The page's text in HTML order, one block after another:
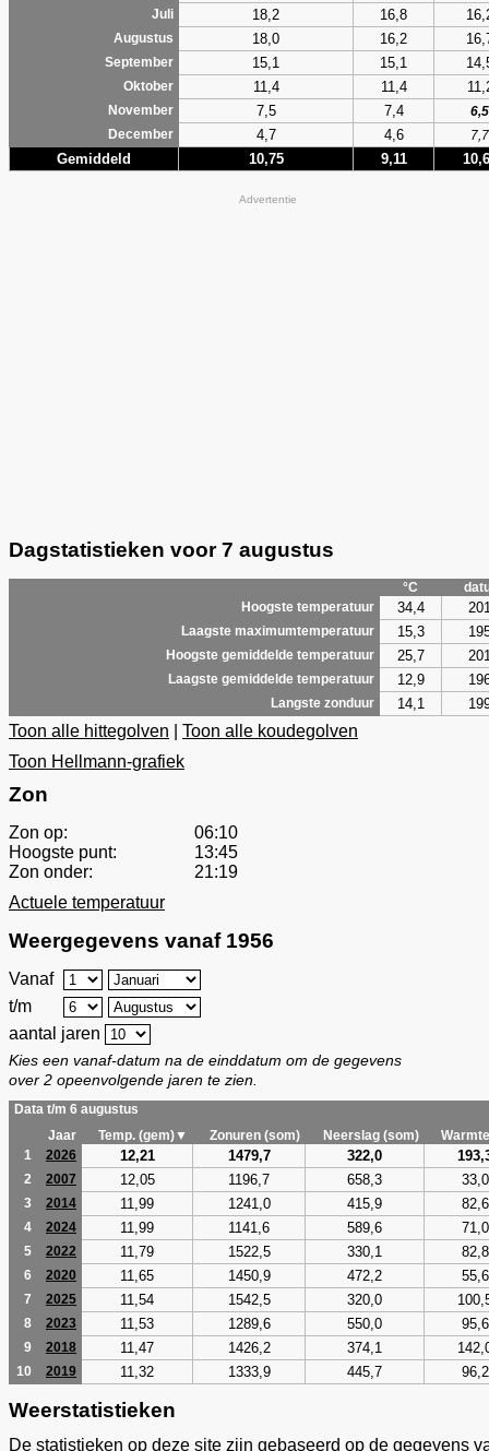
Juli 18,2 16,8
Augustus 18,0 16,2
September 15,1 15,1
Oktober 11,4 11,4
November 7,5 7,4
6,5
December
4,7 4,6 7,7
Gemiddeld 10,75 9,11
Advertentie
Dagstatistieken voor 7 augustus
°C
Hoogste temperatuur
34,4
Laagste maximumtemperatuur 15,3
Hoogste gemiddelde temperatuur 25,7
Laagste gemiddelde temperatuur 12,9
Langste zonduur 14,1
Toon alle hittegolven
Toon alle koudegolven
Toon Hellmann-grafiek
Zon
Zon op:
06:10
Hoogste punt:
13:45
Zon onder:
21:19
Actuele temperatuur
Weergegevens vanaf 1956
Vanaf
t/m
aantal jaren
Kies een vanaf-datum na de einddatum om de gegevens
over 2 opeenvolgende jaren te zien.
Data t/m 6 augustus
Jaar
Temp. (gem)▼ Zonuren (som) Neerslag (som)
1
2026 12,21 1479,7 322,0
2 2007 12,05 1196,7 658,3 33,0
3 2014 11,99 1241,0 415,9 82,6
4 2024 11,99 1141,6 589,6 71,0
5 2022 11,79 1522,5 330,1 82,8
6 2020 11,65 1450,9 472,2 55,6
7 2025 11,54 1542,5 320,0
8 2023 11,53 1289,6 550,0 95,6
9 2018 11,47 1426,2 374,1
10 2019 11,32 1333,9 445,7 96,2
Weerstatistieken
De statistieken op deze site zijn gebaseerd op de gegevens